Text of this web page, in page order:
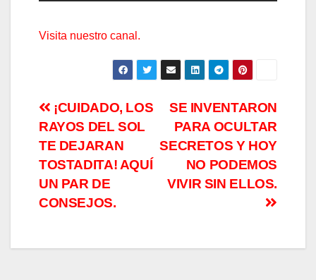
Visita nuestro canal.
Navegación
de
entradas
SE INVENTARON
PARA OCULTAR
SECRETOS Y HOY
NO PODEMOS
VIVIR SIN ELLOS.
¡CUIDADO, LOS
RAYOS DEL SOL
TE DEJARAN
TOSTADITA! AQUÍ
UN PAR DE
CONSEJOS.